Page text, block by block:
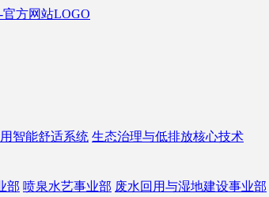
智能舒适系统 生态治理与低排放核心技术
部 喷泉水艺事业部 废水回用与湿地建设事业部